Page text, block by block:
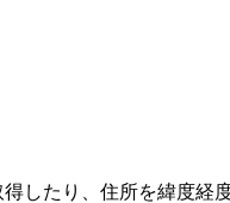
したり、住所を緯度経